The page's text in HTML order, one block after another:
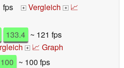
fps + Vergleich + 📈
133.4 ~ 121 fps
+
📈 Graph
100 ~ 100 fps